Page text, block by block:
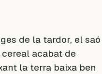
de la tardor, el saó
acabat de
la terra baixa ben